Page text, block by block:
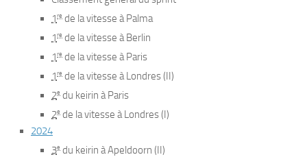
1re de la vitesse à Palma
1re de la vitesse à Berlin
1re de la vitesse à Paris
1re de la vitesse à Londres (II)
2e du keirin à Paris
2e de la vitesse à Londres (I)
2024
3e du keirin à Apeldoorn (II)